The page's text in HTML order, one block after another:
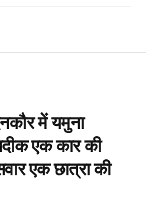
में यमुना
एक कार की
एक छात्रा की